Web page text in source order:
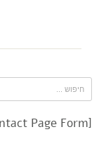
[contact-form-7 id="3306" title="Contact Page Form"]